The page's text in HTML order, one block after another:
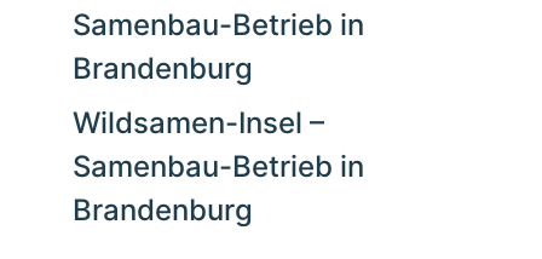
Samenbau-Betrieb in
Brandenburg
Wildsamen-Insel –
Samenbau-Betrieb in
Brandenburg